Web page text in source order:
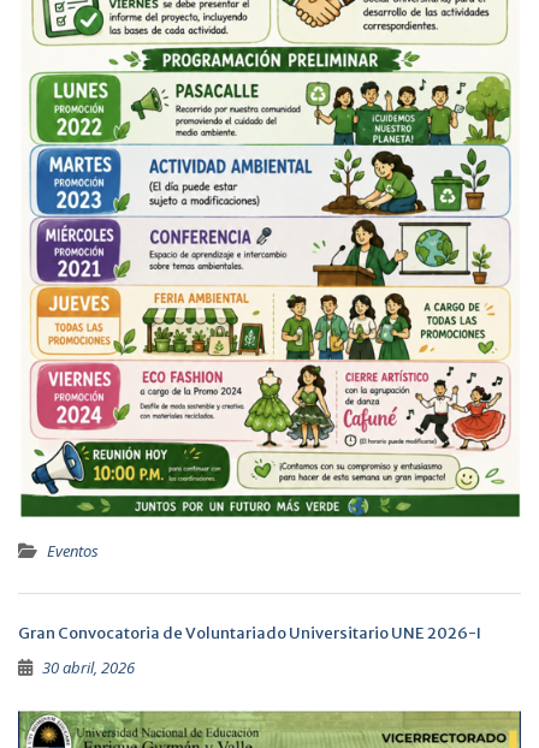
Eventos
Gran Convocatoria de Voluntariado Universitario UNE 2026-I
30 abril, 2026